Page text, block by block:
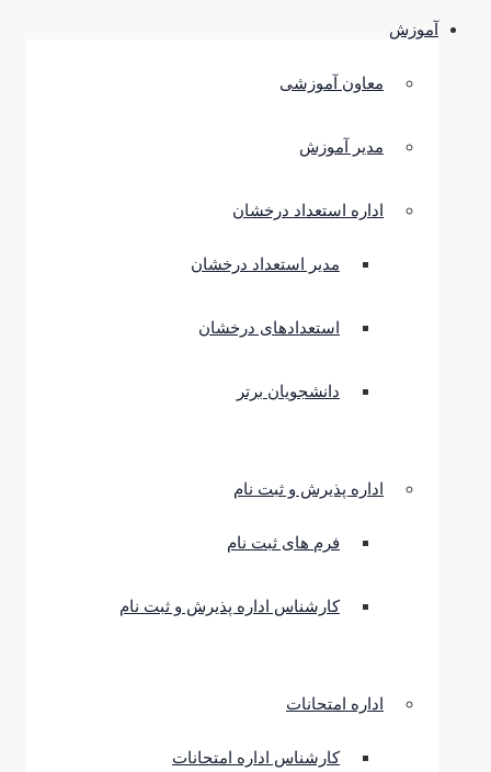
آموزش
معاون آموزشی
مدیر آموزش
اداره استعداد درخشان
مدیر استعداد درخشان
استعدادهای درخشان
دانشجویان برتر
اداره پذیرش و ثبت نام
فرم های ثبت نام
کارشناس اداره پذیرش و ثبت نام
اداره امتحانات
کارشناس اداره امتحانات